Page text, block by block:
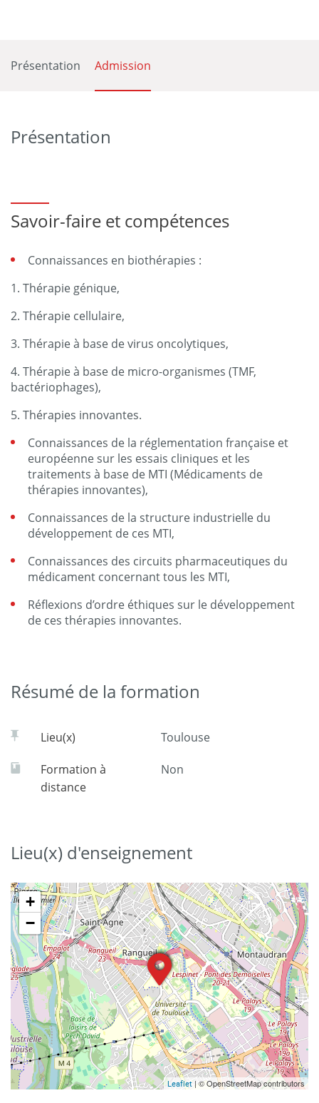
Présentation Admission
Présentation
Savoir-faire et compétences
Connaissances en biothérapies :
Thérapie génique,
Thérapie cellulaire,
Thérapie à base de virus oncolytiques,
Thérapie à base de micro-organismes (TMF,
bactériophages),
Thérapies innovantes.
Connaissances de la réglementation française et
européenne sur les essais cliniques et les
traitements à base de MTI (Médicaments de
thérapies innovantes),
Connaissances de la structure industrielle du
développement de ces MTI,
Connaissances des circuits pharmaceutiques du
médicament concernant tous les MTI,
Réflexions d’ordre éthiques sur le développement
de ces thérapies innovantes.
Résumé de la formation
Lieu(x) Toulouse
Formation à
distance
Non
Lieu(x) d'enseignement
+
−
Leaflet| © OpenStreetMap contributors